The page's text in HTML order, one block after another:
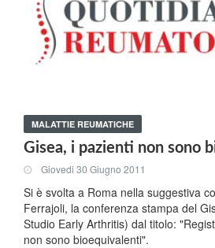
MALATTIE REUMATICHE
Gisea, i pazienti non sono
Giovedi 30 Giugno 2011
Si è svolta a Roma nella suggestiva
Ferrajoli, la conferenza stampa del
Studio Early Arthritis) dal titolo:
non sono bioequivalenti".